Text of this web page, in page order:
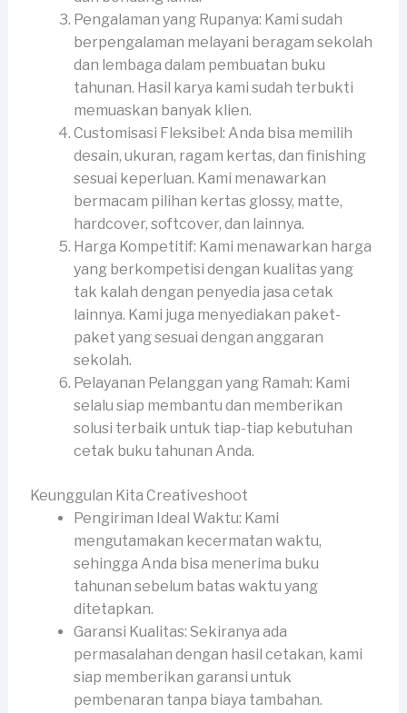
Pengalaman yang Rupanya: Kami sudah
berpengalaman melayani beragam sekolah
dan lembaga dalam pembuatan buku
tahunan. Hasil karya kami sudah terbukti
memuaskan banyak klien.
Customisasi Fleksibel: Anda bisa memilih
desain, ukuran, ragam kertas, dan finishing
sesuai keperluan. Kami menawarkan
bermacam pilihan kertas glossy, matte,
hardcover, softcover, dan lainnya.
Harga Kompetitif: Kami menawarkan harga
yang berkompetisi dengan kualitas yang
tak kalah dengan penyedia jasa cetak
lainnya. Kami juga menyediakan paket-
paket yang sesuai dengan anggaran
sekolah.
Pelayanan Pelanggan yang Ramah: Kami
selalu siap membantu dan memberikan
solusi terbaik untuk tiap-tiap kebutuhan
cetak buku tahunan Anda.
Keunggulan Kita Creativeshoot
Pengiriman Ideal Waktu: Kami
mengutamakan kecermatan waktu,
sehingga Anda bisa menerima buku
tahunan sebelum batas waktu yang
ditetapkan.
Garansi Kualitas: Sekiranya ada
permasalahan dengan hasil cetakan, kami
siap memberikan garansi untuk
pembenaran tanpa biaya tambahan.